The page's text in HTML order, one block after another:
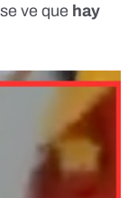
ve que hay